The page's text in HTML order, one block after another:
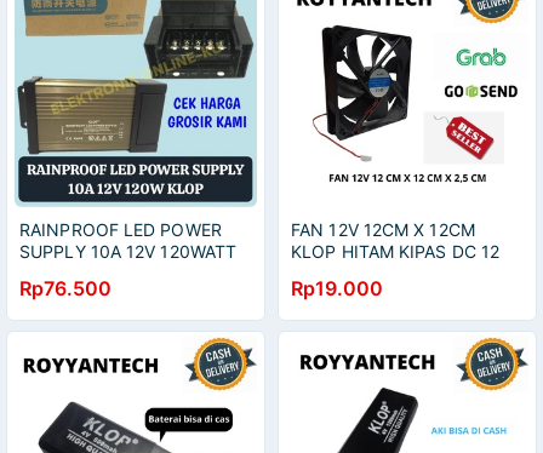
RAINPROOF LED POWER
SUPPLY 10A 12V 120WATT
Rp76.500
FAN 12V 12CM X 12CM
KLOP HITAM KIPAS DC 12
Rp19.000